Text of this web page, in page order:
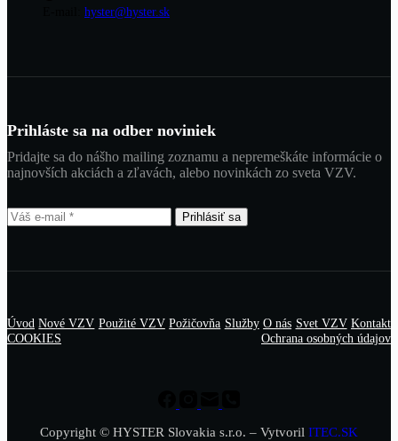
hyster@hyster.sk
Prihláste sa na odber noviniek
Pridajte sa do nášho mailing zoznamu a nepremeškáte informácie o
najnovších akciách a zľavách, alebo novinkách zo sveta VZV.
Prihlásiť sa
Úvod Nové VZV Použité VZV Požičovňa Služby O nás Svet VZV Kontakt
COOKIES
Ochrana osobných údajov
Copyright © HYSTER Slovakia s.r.o. – Vytvoril ITEC.SK